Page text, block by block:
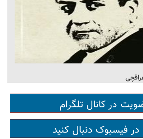
در کانال تلگرام
در فیسبوک دنبال کنید